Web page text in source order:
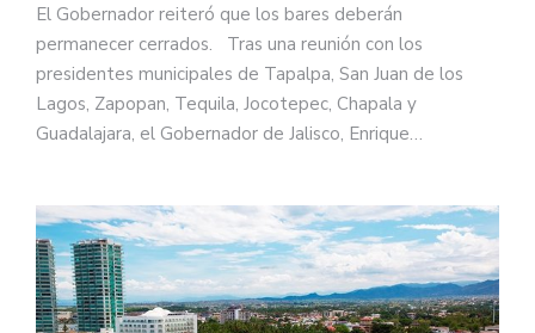
El Gobernador reiteró que los bares deberán
permanecer cerrados. Tras una reunión con los
presidentes municipales de Tapalpa, San Juan de los
Lagos, Zapopan, Tequila, Jocotepec, Chapala y
Guadalajara, el Gobernador de Jalisco, Enrique…